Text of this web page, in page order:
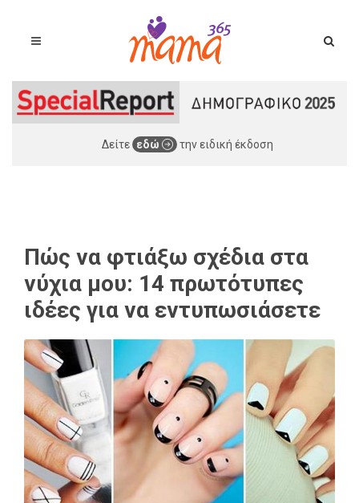
Δείτε εδώ την ειδική έκδοση
Πώς να φτιάξω σχέδια στα
νύχια μου: 14 πρωτότυπες
ιδέες για να εντυπωσιάσετε